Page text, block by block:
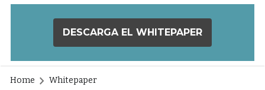
DESCARGA EL WHITEPAPER
Home Whitepaper